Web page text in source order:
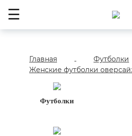
☰
Главная - Футболки
Женские футболки
Футболки